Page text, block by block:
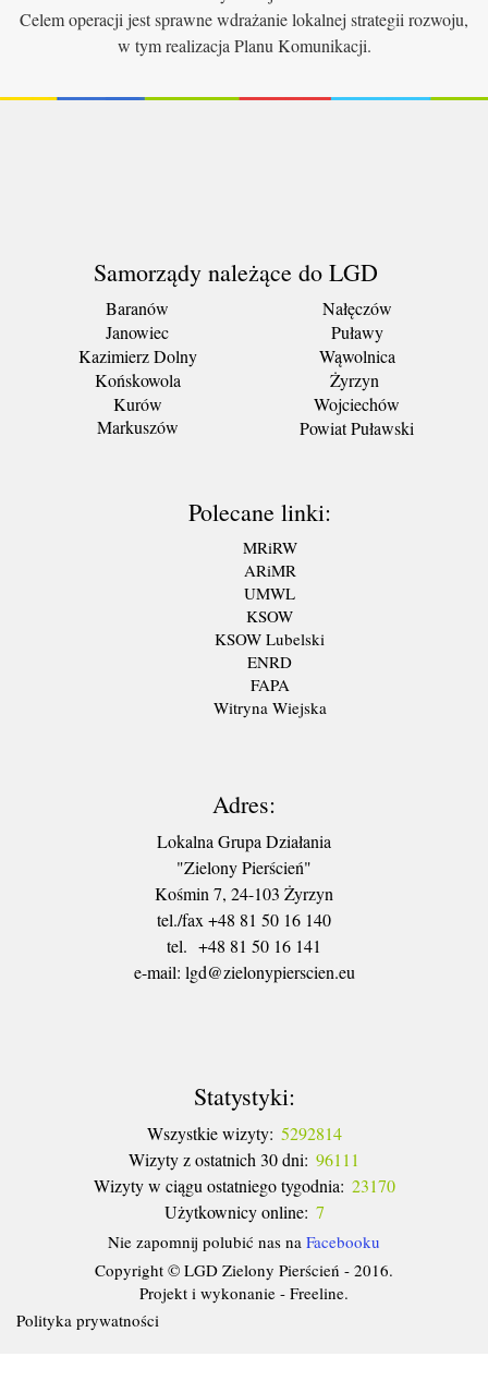
Celem operacji jest sprawne wdrażanie lokalnej strategii rozwoju,
w tym realizacja Planu Komunikacji.
Samorządy należące do LGD
Baranów
Janowiec
Kazimierz Dolny
Końskowola
Kurów
Markuszów
Nałęczów
Puławy
Wąwolnica
Żyrzyn
Wojciechów
Powiat Puławski
Polecane linki:
MRiRW
ARiMR
UMWL
KSOW
KSOW Lubelski
ENRD
FAPA
Witryna Wiejska
Adres:
Lokalna Grupa Działania
"Zielony Pierścień"
Kośmin 7, 24-103 Żyrzyn
tel./fax +48 81 50 16 140
tel. +48 81 50 16 141
​e-mail: lgd@zielonypierscien.eu
Statystyki:
Wszystkie wizyty: 5292814
Wizyty z ostatnich 30 dni: 96111
Wizyty w ciągu ostatniego tygodnia: 23170
Użytkownicy online: 7
Nie zapomnij polubić nas na Facebooku
Copyright © LGD Zielony Pierścień - 2016.
Projekt i wykonanie - Freeline.
Polityka prywatności